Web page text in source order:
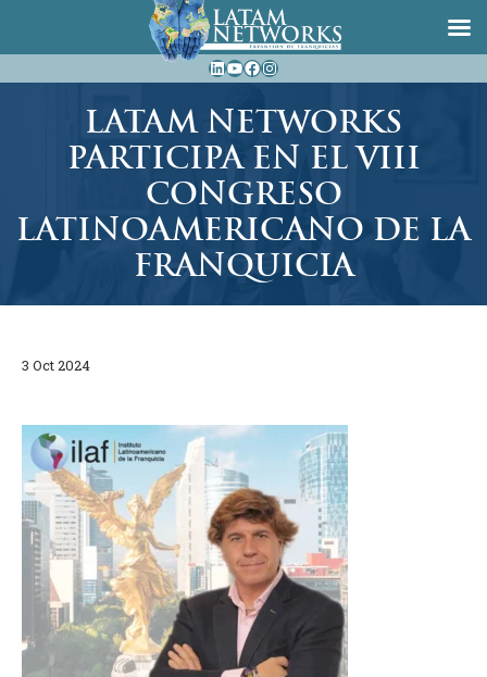
al
LinkedIn
YouTube
Facebook
Instagram
LATAM NETWORKS
PARTICIPA EN EL VIII
CONGRESO
LATINOAMERICANO DE LA
FRANQUICIA
3 Oct 2024